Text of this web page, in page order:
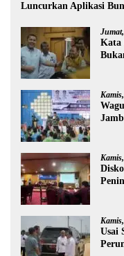
Luncurkan Aplikasi
Kata
Usai